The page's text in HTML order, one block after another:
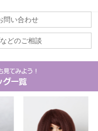
問い合わせ
どのご相談